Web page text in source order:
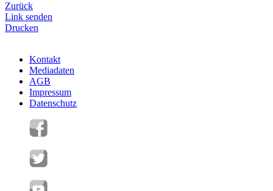
Zurück
Link senden
Drucken
Kontakt
Mediadaten
AGB
Impressum
Datenschutz